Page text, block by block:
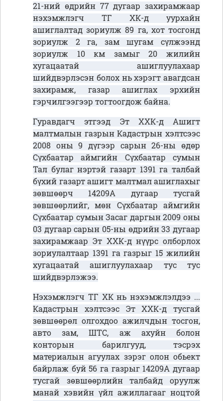
21-ний өдрийн 77 дугаар захирамжаар
нэхэмжлэгч ТГ ХК-д уурхайн
ашиглалтад зориулж 89 га, хот тосгонд
зориулж 2 га, зам шугам сүлжээнд
зориулж 10 км замыг 20 жилийн
хугацаатай ашиглуулахаар
шийдвэрлэсэн болох нь хэрэгт авагдсан
захирамж, газар ашиглах эрхийн
гэрчилгээгээр тогтоогдож байна.
Гуравдагч этгээд Эт ХХК-д Ашигт
малтмалын газрын Кадастрын хэлтсээс
2008 оны 9 дүгээр сарын 26-ны өдөр
Сүхбаатар аймгийн Сүхбаатар сумын
Тал булаг нэртэй газарт 1391 га талбай
бүхий газарт ашигт малтмал ашиглахыг
зөвшөөрч 14209А дугаар тусгай
зөвшөөрлийг, мөн Сүхбаатар аймгийн
Сүхбаатар сумын Засаг даргын 2009 оны
03 дугаар сарын 05-ны өдрийн 33 дугаар
захирамжаар Эт ХХК-д нүүрс олборлох
зориулалтаар 1391 га газрыг 15 жилийн
хугацаатай ашиглуулахаар тус тус
шийдвэрлэжээ.
Нэхэмжлэгч ТГ ХК нь нэхэмжлэлдээ ...
Кадастрын хэлтсээс Эт ХХК-д тусгай
зөвшөөрөл олгохдоо ажилчдын тосгон,
авто зам, ШТС, аж ахуйн болон
конторын барилгууд, тэсрэх
материалын агуулах зэрэг олон обьект
байрлаж буй 56 га газрыг 14209А дугаар
тусгай зөвшөөрлийн талбайд оруулж
манай хэвийн үйл ажиллагааг ноцтой